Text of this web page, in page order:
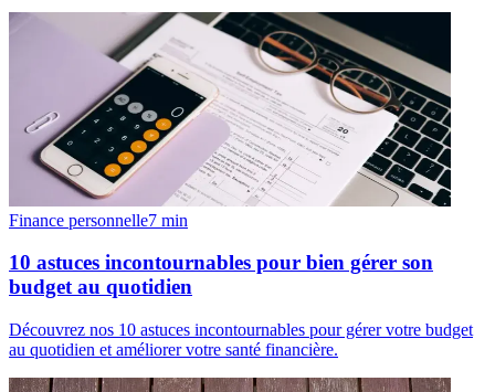
Finance personnelle7 min
10 astuces incontournables pour bien gérer son
budget au quotidien
Découvrez nos 10 astuces incontournables pour gérer votre budget
au quotidien et améliorer votre santé financière.